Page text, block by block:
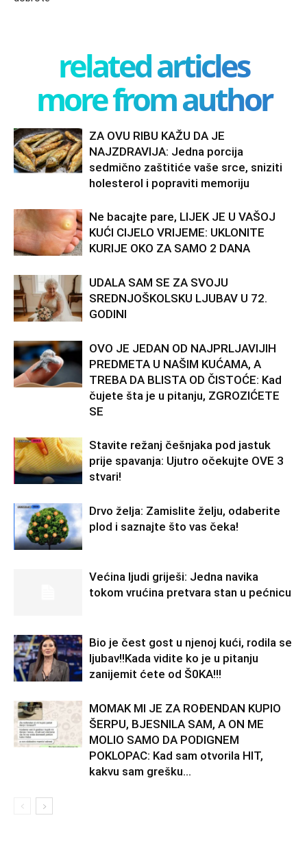
related articles
more from author
ZA OVU RIBU KAŽU DA JE
NAJZDRAVIJA: Jedna porcija
sedmično zaštitiće vaše srce, sniziti
holesterol i popraviti memoriju
Ne bacajte pare, LIJEK JE U VAŠOJ
KUĆI CIJELO VRIJEME: UKLONITE
KURIJE OKO ZA SAMO 2 DANA
UDALA SAM SE ZA SVOJU
SREDNJOŠKOLSKU LJUBAV U 72.
GODINI
OVO JE JEDAN OD NAJPRLJAVIJIH
PREDMETA U NAŠIM KUĆAMA, A
TREBA DA BLISTA OD ČISTOĆE: Kad
čujete šta je u pitanju, ZGROZIĆETE
SE
Stavite režanj češnjaka pod jastuk
prije spavanja: Ujutro očekujte OVE 3
stvari!
Drvo želja: Zamislite želju, odaberite
plod i saznajte što vas čeka!
Većina ljudi griješi: Jedna navika
tokom vrućina pretvara stan u pećnicu
Bio je čest gost u njenoj kući, rodila se
ljubav!!Kada vidite ko je u pitanju
zanijemit ćete od Š0KA!!!
MOMAK MI JE ZA ROĐENDAN KUPIO
ŠERPU, BJESNILA SAM, A ON ME
MOLIO SAMO DA PODIGNEM
POKLOPAC: Kad sam otvorila HIT,
kakvu sam grešku...